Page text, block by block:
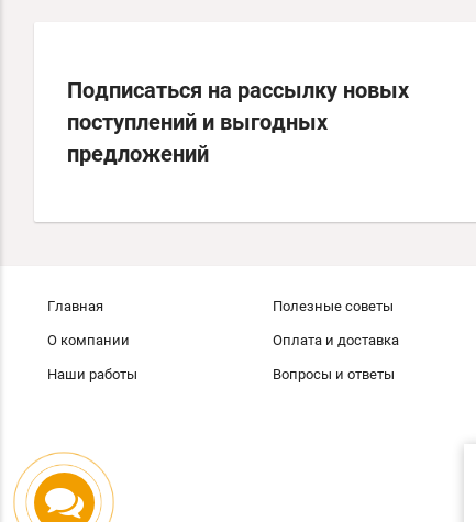
Подписаться на рассылку новых
поступлений и выгодных
предложений
Главная
О компании
Наши работы
Полезные советы
Оплата и доставка
Вопросы и ответы